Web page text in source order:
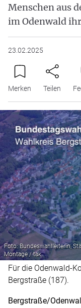
Menschen aus
im Odenwald
23.02.2025
Merken Teilen
Foto: Bundeswahlleiterin,
Montage / tak
Für die Odenwald-
Bergstraße (187).
Bergstraße/